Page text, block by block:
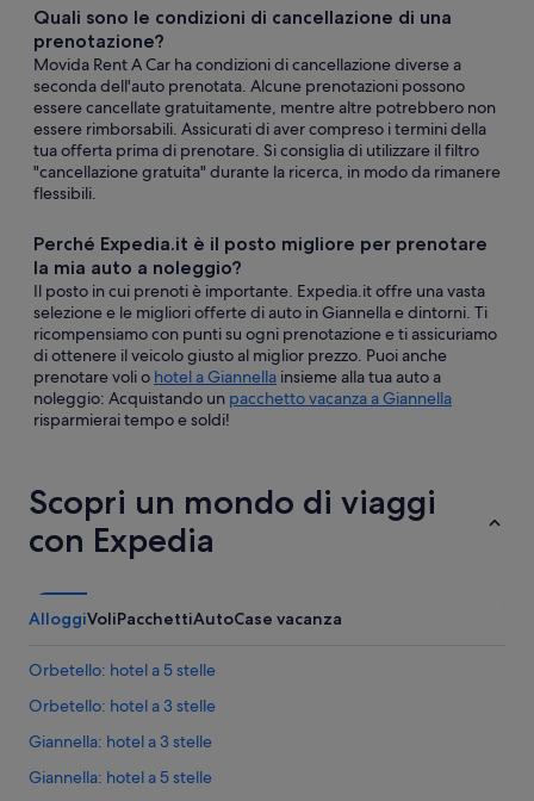
Quali sono le condizioni di cancellazione di una
prenotazione?
Movida Rent A Car ha condizioni di cancellazione diverse a
seconda dell'auto prenotata. Alcune prenotazioni possono
essere cancellate gratuitamente, mentre altre potrebbero non
essere rimborsabili. Assicurati di aver compreso i termini della
tua offerta prima di prenotare. Si consiglia di utilizzare il filtro
"cancellazione gratuita" durante la ricerca, in modo da rimanere
flessibili.
Perché Expedia.it è il posto migliore per prenotare
la mia auto a noleggio?
Il posto in cui prenoti è importante. Expedia.it offre una vasta
selezione e le migliori offerte di auto in Giannella e dintorni. Ti
ricompensiamo con punti su ogni prenotazione e ti assicuriamo
di ottenere il veicolo giusto al miglior prezzo. Puoi anche
prenotare voli o hotel a Giannella insieme alla tua auto a
noleggio: Acquistando un pacchetto vacanza a Giannella
risparmierai tempo e soldi!
Scopri un mondo di viaggi
con Expedia
AlloggiVoliPacchettiAutoCase vacanza
Orbetello: hotel a 5 stelle
Orbetello: hotel a 3 stelle
Giannella: hotel a 3 stelle
Giannella: hotel a 5 stelle